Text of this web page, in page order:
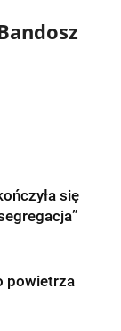
się
powietrza